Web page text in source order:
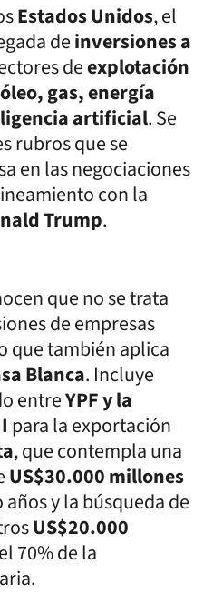
Estados Unidos, el
deinversiones a
deexplotación
gas, energía
artificial. Se
rubros que se
en las negociaciones
con la
Trump.
que no se trata
de empresas
que también aplica
Blanca. Incluye
entreYPF y la
para la exportación
, que contempla una
US$30.000 millones
y la búsqueda de
US$20.000
70% de la